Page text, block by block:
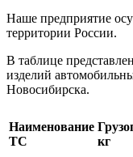
Наше предприятие
территории России.
В таблице
изделий
Новосибирска.
Наименование
ТС
кг